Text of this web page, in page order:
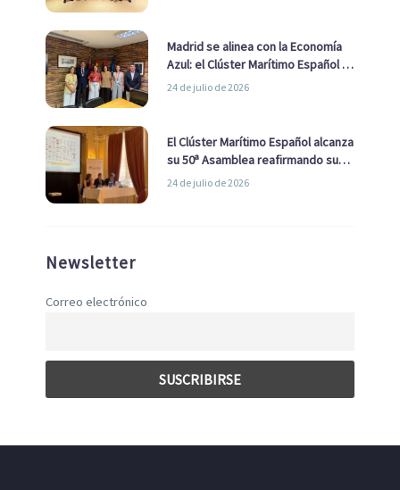
Madrid se alinea con la Economía
Azul: el Clúster Marítimo Español y
la Real Liga Naval avanzan alianzas
24 de julio de 2026
El Clúster Marítimo Español alcanza
su 50ª Asamblea reafirmando su
liderazgo en la Economía Azul
24 de julio de 2026
Newsletter
Correo electrónico